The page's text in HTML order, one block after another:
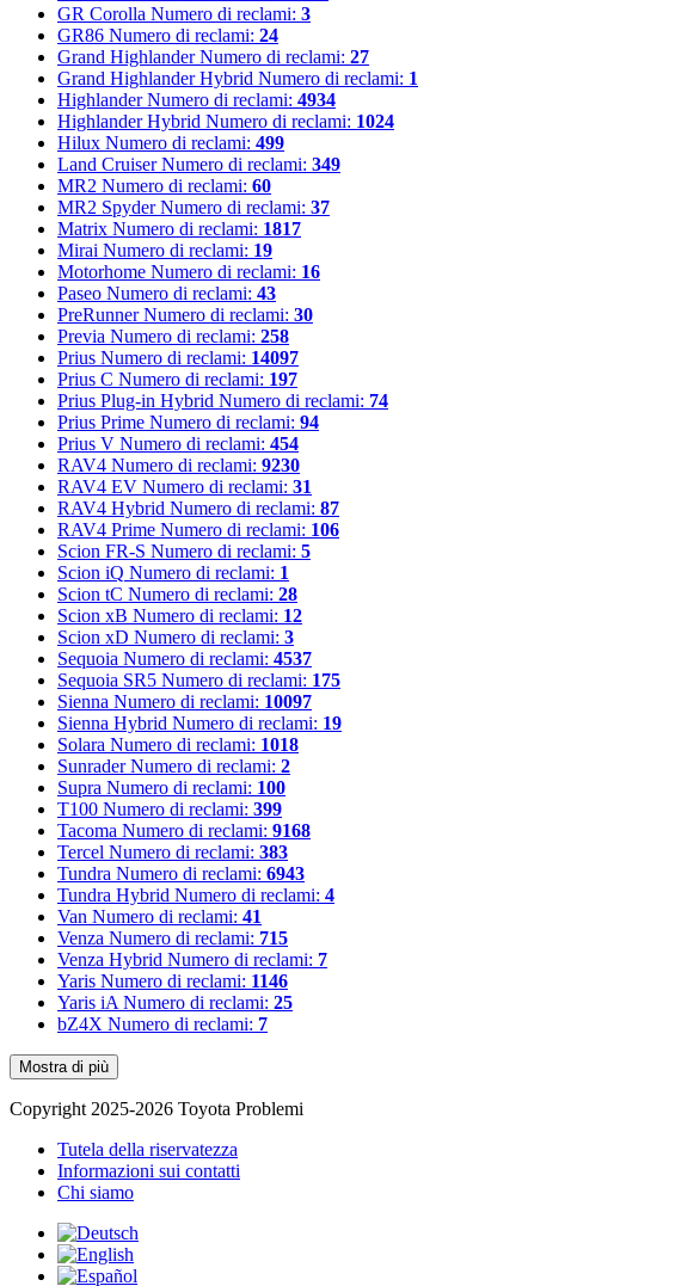
GR Corolla Numero di reclami: 3
GR86 Numero di reclami: 24
Grand Highlander Numero di reclami: 27
Grand Highlander Hybrid Numero di reclami: 1
Highlander Numero di reclami: 4934
Highlander Hybrid Numero di reclami: 1024
Hilux Numero di reclami: 499
Land Cruiser Numero di reclami: 349
MR2 Numero di reclami: 60
MR2 Spyder Numero di reclami: 37
Matrix Numero di reclami: 1817
Mirai Numero di reclami: 19
Motorhome Numero di reclami: 16
Paseo Numero di reclami: 43
PreRunner Numero di reclami: 30
Previa Numero di reclami: 258
Prius Numero di reclami: 14097
Prius C Numero di reclami: 197
Prius Plug-in Hybrid Numero di reclami: 74
Prius Prime Numero di reclami: 94
Prius V Numero di reclami: 454
RAV4 Numero di reclami: 9230
RAV4 EV Numero di reclami: 31
RAV4 Hybrid Numero di reclami: 87
RAV4 Prime Numero di reclami: 106
Scion FR-S Numero di reclami: 5
Scion iQ Numero di reclami: 1
Scion tC Numero di reclami: 28
Scion xB Numero di reclami: 12
Scion xD Numero di reclami: 3
Sequoia Numero di reclami: 4537
Sequoia SR5 Numero di reclami: 175
Sienna Numero di reclami: 10097
Sienna Hybrid Numero di reclami: 19
Solara Numero di reclami: 1018
Sunrader Numero di reclami: 2
Supra Numero di reclami: 100
T100 Numero di reclami: 399
Tacoma Numero di reclami: 9168
Tercel Numero di reclami: 383
Tundra Numero di reclami: 6943
Tundra Hybrid Numero di reclami: 4
Van Numero di reclami: 41
Venza Numero di reclami: 715
Venza Hybrid Numero di reclami: 7
Yaris Numero di reclami: 1146
Yaris iA Numero di reclami: 25
bZ4X Numero di reclami: 7
Mostra di più
Copyright 2025-2026 Toyota Problemi
Tutela della riservatezza
Informazioni sui contatti
Chi siamo